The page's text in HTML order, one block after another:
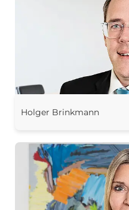
Holger Brinkmann